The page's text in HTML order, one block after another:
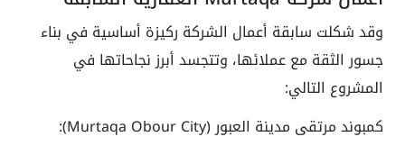
وقد شكلت سابقة أعمال الشركة ركيزة أساسية في بناء
جسور الثقة مع عملائها، وتتجسد أبرز نجاحاتها في
المشروع التالي:
كمبوند مرتقى مدينة العبور (Murtaqa Obour City):